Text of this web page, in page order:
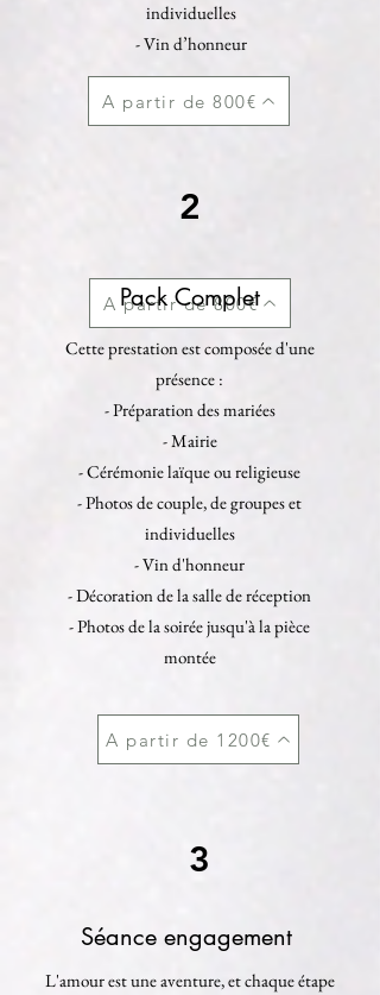
individuelles
- Vin d’honneur
A partir de 800€
A partir de 800€
2
Pack Complet
Cette prestation est composée d'une
présence :
- Préparation des mariées
- Mairie
- Cérémonie laïque ou religieuse
- Photos de couple, de groupes et
individuelles
- Vin d'honneur
- Décoration de la salle de réception
- Photos de la soirée jusqu'à la pièce
montée
A partir de 1200€
3
Séance engagement
L'amour est une aventure, et chaque étape